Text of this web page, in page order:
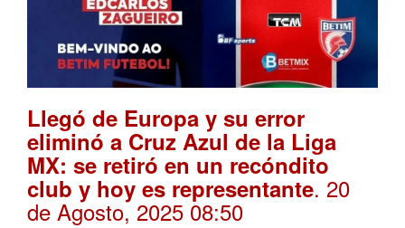
Llegó de Europa y su error
eliminó a Cruz Azul de la Liga
MX: se retiró en un recóndito
club y hoy es representante. 20
de Agosto, 2025 08:50